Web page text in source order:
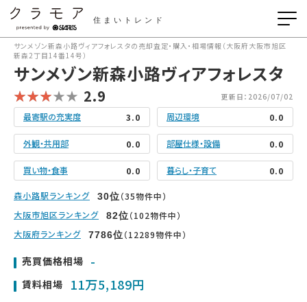
住まいトレンド
サンメゾン新森小路ヴィアフォレスタの売却査定・購入・相場情報（大阪府大阪市旭区
新森2丁目14番14号）
サンメゾン新森小路ヴィアフォレスタ
2.9 更新日：2026/07/02
最寄駅の充実度 3.0 周辺環境 0.0
外観・共用部 0.0 部屋仕様・設備 0.0
買い物・食事 0.0 暮らし・子育て 0.0
森小路駅ランキング 30位（35物件中）
大阪市旭区ランキング
82位（102物件中）
大阪府ランキング
7786位（12289物件中）
売買価格相場 -
賃料相場 11万5,189円